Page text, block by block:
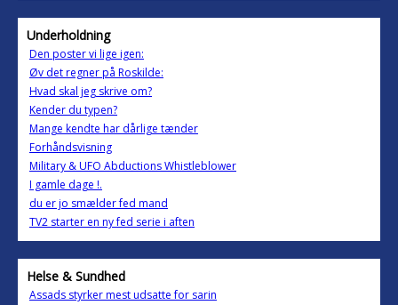
Underholdning
Den poster vi lige igen:
Øv det regner på Roskilde:
Hvad skal jeg skrive om?
Kender du typen?
Mange kendte har dårlige tænder
Forhåndsvisning
Military & UFO Abductions Whistleblower
I gamle dage !.
du er jo smælder fed mand
TV2 starter en ny fed serie i aften
Helse & Sundhed
Assads styrker mest udsatte for sarin